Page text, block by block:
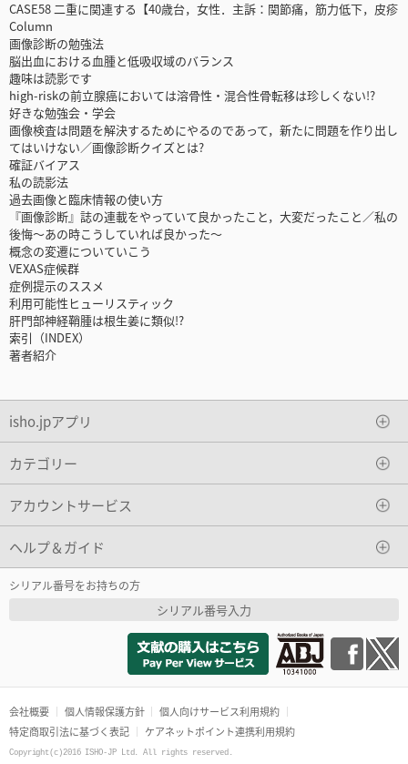
CASE58 二重に関連する【40歳台，女性．主訴：関節痛，筋力低下，皮疹
Column
画像診断の勉強法
脳出血における血腫と低吸収域のバランス
趣味は読影です
high-riskの前立腺癌においては溶骨性・混合性骨転移は珍しくない!?
好きな勉強会・学会
画像検査は問題を解決するためにやるのであって，新たに問題を作り出し
てはいけない／画像診断クイズとは?
確証バイアス
私の読影法
過去画像と臨床情報の使い方
『画像診断』誌の連載をやっていて良かったこと，大変だったこと／私の
後悔～あの時こうしていれば良かった～
概念の変遷についていこう
VEXAS症候群
症例提示のススメ
利用可能性ヒューリスティック
肝門部神経鞘腫は根生姜に類似!?
索引（INDEX）
著者紹介
isho.jpアプリ
カテゴリー
アカウントサービス
ヘルプ＆ガイド
シリアル番号をお持ちの方
シリアル番号入力
会社概要 個人情報保護方針
個人向けサービス利用規約
特定商取引法に基づく表記
ケアネットポイント連携利用規約
Copyright(c)2016 ISHO-JP Ltd. All rights reserved.